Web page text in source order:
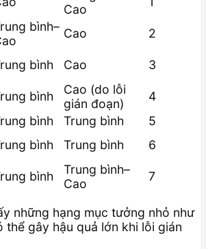
Cao
bình– Cao
2
bình Cao 3
bình
Cao (do lỗi
gián đoạn)
4
bình Trung bình
5
bình Trung bình
6
bình
Trung bình–
Cao
7
những hạng mục tưởng nhỏ như
thể gây hậu quả lớn khi lỗi gián